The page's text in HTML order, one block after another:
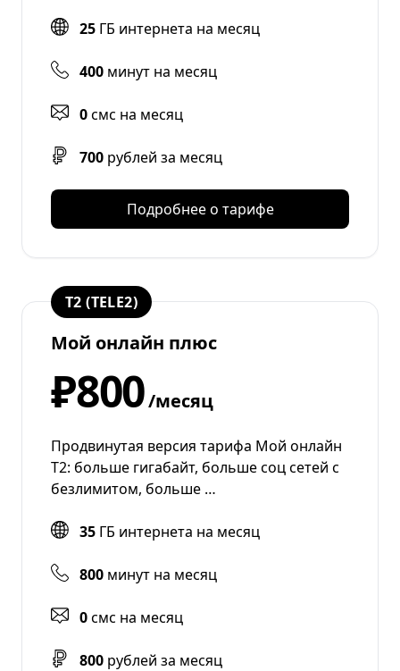
25 ГБ интернета на месяц
400 минут на месяц
0смс на месяц
700 рублей за месяц
Подробнее о тарифе
T2 (TELE2)
Мой онлайн плюс
₽800/месяц
Продвинутая версия тарифа Мой онлайн
Т2: больше гигабайт, больше соц сетей с
безлимитом, больше …
35 ГБ интернета на месяц
800 минут на месяц
0смс на месяц
800 рублей за месяц